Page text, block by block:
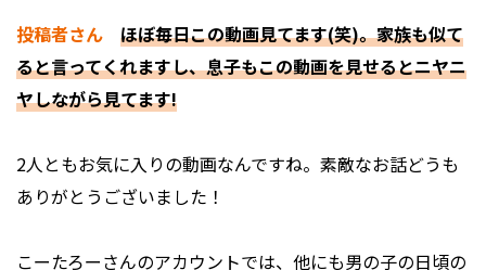
投稿者さん
ほぼ毎日この動画見てます(笑)。家族も似て
ると言ってくれますし、息子もこの動画を見せるとニヤニ
ヤしながら見てます!
――2人ともお気に入りの動画なんですね。素敵なお話どうも
ありがとうございました！
こーたろーさんのアカウントでは、他にも男の子の日頃の